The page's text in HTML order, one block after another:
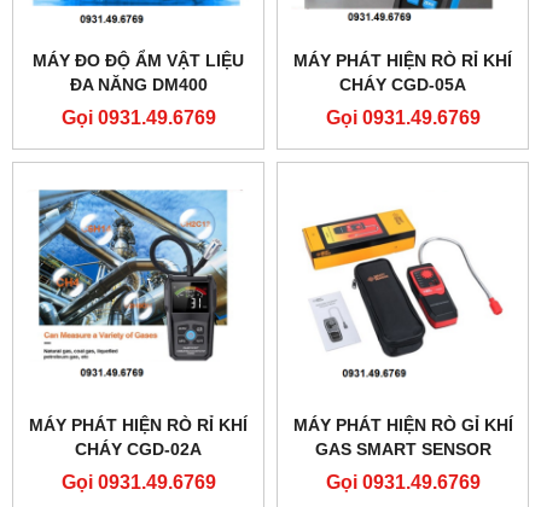
MÁY ĐO ĐỘ ẨM VẬT LIỆU
ĐA NĂNG DM400
Gọi 0931.49.6769
MÁY PHÁT HIỆN RÒ RỈ KHÍ
CHÁY CGD-05A
Gọi 0931.49.6769
MÁY PHÁT HIỆN RÒ RỈ KHÍ
CHÁY CGD-02A
Gọi 0931.49.6769
MÁY PHÁT HIỆN RÒ GỈ KHÍ
GAS SMART SENSOR
AT8800L
Gọi 0931.49.6769